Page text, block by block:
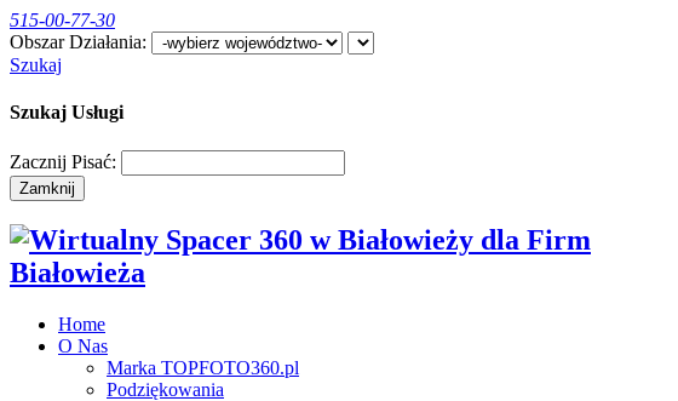
515-00-77-30
Obszar Działania:
Szukaj
Szukaj Usługi
Zacznij Pisać:
Zamknij
Białowieża
Home
O Nas
Marka TOPFOTO360.pl
Podziękowania